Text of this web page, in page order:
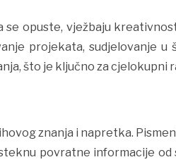
opuste, vježbaju
projekata, sudjelovanje u
što je ključno za cjelokupni
znanja i napretka.
povratne informacije od